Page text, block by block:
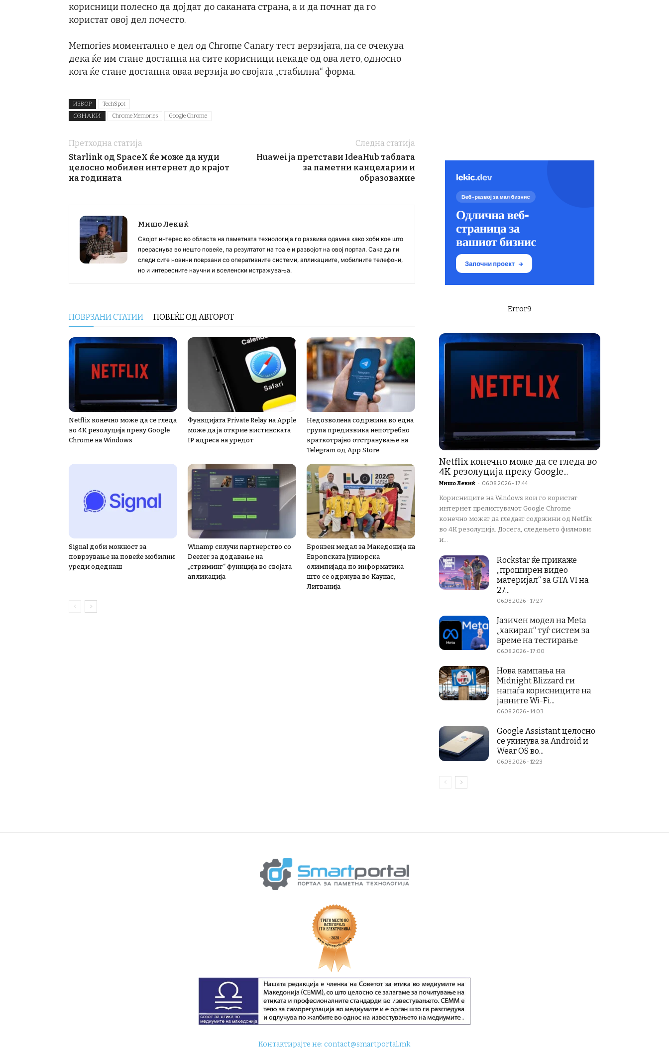
корисници полесно да дојдат до саканата страна, а и да почнат да го
користат овој дел почесто.
Memories моментално е дел од Chrome Canary тест верзијата, па се очекува
дека ќе им стане достапна на сите корисници некаде од ова лето, односно
кога ќе стане достапна оваа верзија во својата „стабилна“ форма.
ИЗВОР TechSpot
ОЗНАКИ Chrome Memories Google Chrome
Претходна статија
Starlink од SpaceX ќе може да нуди
целосно мобилен интернет до крајот
на годината
Следна статија
Huawei ја претстави IdeaHub таблата
за паметни канцеларии и
образование
Мишо Лекиќ
Својот интерес во областа на паметната технологија го развива одамна како хоби кое што
прераснува во нешто повеќе, па резултатот на тоа е и развојот на овој портал. Сака да ги
следи сите новини поврзани со оперативните системи, апликациите, мобилните телефони,
но и интересните научни и вселенски истражувања.
ПОВРЗАНИ СТАТИИ ПОВЕЌЕ ОД АВТОРОТ
Netflix конечно може да се гледа
во 4K резолуција преку Google
Chrome на Windows
Функцијата Private Relay на Apple
може да ја открие вистинската
IP адреса на уредот
Недозволена содржина во една
група предизвика непотребно
краткотрајно отстранување на
Telegram од App Store
Signal доби можност за
поврзување на повеќе мобилни
уреди одеднаш
Winamp склучи партнерство со
Deezer за додавање на
„стриминг“ функција во својата
апликација
Бронзен медал за Македонија на
Европската јуниорска
олимпијада по информатика
што се одржува во Каунас,
Литванија
Error9
Netflix конечно може да се гледа во
4K резолуција преку Google...
Мишо Лекиќ - 06.08.2026 - 17:44
Корисниците на Windows кои го користат
интернет прелистувачот Google Chrome
конечно можат да гледаат содржини од Netflix
во 4K резолуција. Досега, следењето филмови
и...
Rockstar ќе прикаже
„проширен видео
материјал“ за GTA VI на
27...
06.08.2026 - 17:27
Јазичен модел на Meta
„хакирал“ туѓ систем за
време на тестирање
06.08.2026 - 17:00
Нова кампања на
Midnight Blizzard ги
напаѓа корисниците на
јавните Wi-Fi...
06.08.2026 - 14:03
Google Assistant целосно
се укинува за Android и
Wear OS во...
06.08.2026 - 12:23
Контактирајте не:contact@smartportal.mk